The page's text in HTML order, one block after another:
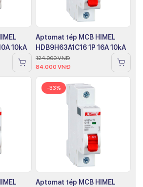
10kA
Aptomat tép MCB HIMEL
HDB9H63A1C16 1P 16A 10kA
124.000VNĐ
84.000 VNĐ
-33%
Aptomat tép MCB HIMEL